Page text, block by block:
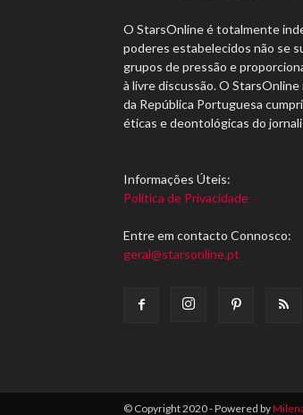
O StarsOnline é totalmente
poderes estabelecidos não se
grupos de pressão e
à livre discussão. O
da República Portuguesa
éticas e deontológicas do
Informações Úteis:
Política de Privacidade
Entre em contacto Connosco:
geral@starsonline.pt
© Copyright 2020 - Powered by